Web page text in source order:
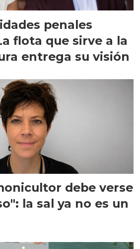
penales
flota que sirve a la
entrega su visión
debe verse
la sal ya no es un